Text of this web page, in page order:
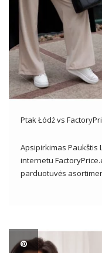
Ptak Łódź vs
Apsipirkimas Paukštis
internetu
parduotuvės